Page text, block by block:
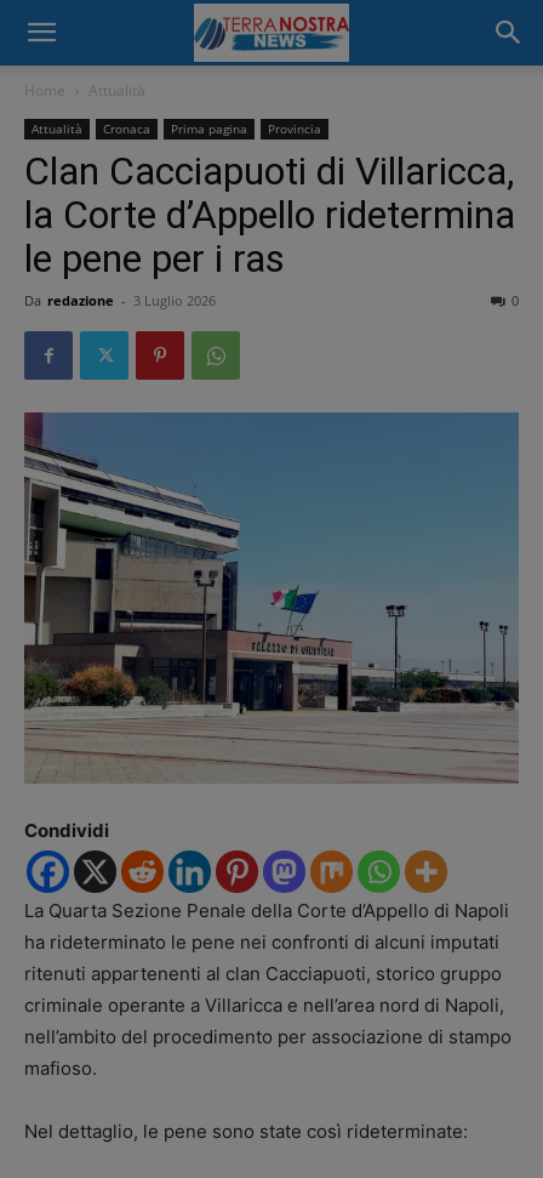
Home Attualità
Attualità Cronaca Prima pagina Provincia
Clan Cacciapuoti di Villaricca,
la Corte d’Appello ridetermina
le pene per i ras
Da redazione - 3 Luglio 2026 0
Condividi
La Quarta Sezione Penale della Corte d’Appello di Napoli
ha rideterminato le pene nei confronti di alcuni imputati
ritenuti appartenenti al clan Cacciapuoti, storico gruppo
criminale operante a Villaricca e nell’area nord di Napoli,
nell’ambito del procedimento per associazione di stampo
mafioso.
Nel dettaglio, le pene sono state così rideterminate: